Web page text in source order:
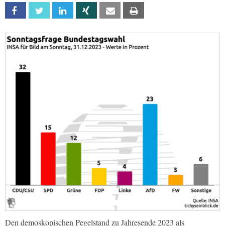
Facebook Twitter Linkedin Xing Email
Den demoskopischen Pegelstand zu Jahresende 2023 als